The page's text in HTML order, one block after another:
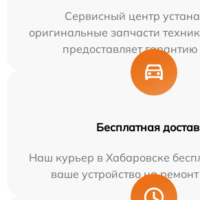
Сервисный центр
оригинальные запчасти
предоставляет гарантию
Бесплатная
Наш курьер в Хабаровске
ваше устройство на